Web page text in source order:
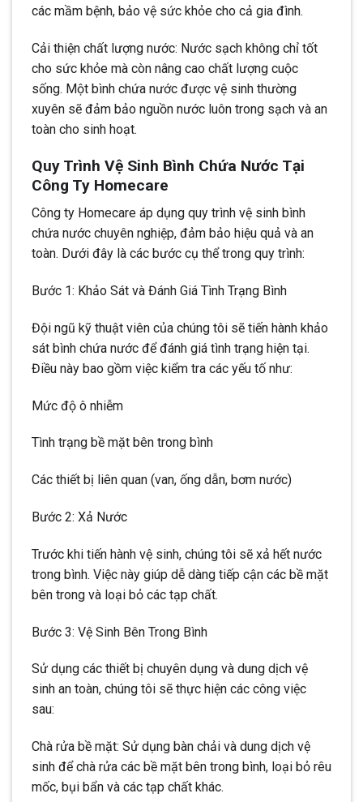
các mầm bệnh, bảo vệ sức khỏe cho cả gia đình.
Cải thiện chất lượng nước: Nước sạch không chỉ tốt
cho sức khỏe mà còn nâng cao chất lượng cuộc
sống. Một bình chứa nước được vệ sinh thường
xuyên sẽ đảm bảo nguồn nước luôn trong sạch và an
toàn cho sinh hoạt.
Quy Trình Vệ Sinh Bình Chứa Nước Tại
Công Ty Homecare
Công ty Homecare áp dụng quy trình vệ sinh bình
chứa nước chuyên nghiệp, đảm bảo hiệu quả và an
toàn. Dưới đây là các bước cụ thể trong quy trình:
Bước 1: Khảo Sát và Đánh Giá Tình Trạng Bình
Đội ngũ kỹ thuật viên của chúng tôi sẽ tiến hành khảo
sát bình chứa nước để đánh giá tình trạng hiện tại.
Điều này bao gồm việc kiểm tra các yếu tố như:
Mức độ ô nhiễm
Tình trạng bề mặt bên trong bình
Các thiết bị liên quan (van, ống dẫn, bơm nước)
Bước 2: Xả Nước
Trước khi tiến hành vệ sinh, chúng tôi sẽ xả hết nước
trong bình. Việc này giúp dễ dàng tiếp cận các bề mặt
bên trong và loại bỏ các tạp chất.
Bước 3: Vệ Sinh Bên Trong Bình
Sử dụng các thiết bị chuyên dụng và dung dịch vệ
sinh an toàn, chúng tôi sẽ thực hiện các công việc
sau:
Chà rửa bề mặt: Sử dụng bàn chải và dung dịch vệ
sinh để chà rửa các bề mặt bên trong bình, loại bỏ rêu
mốc, bụi bẩn và các tạp chất khác.